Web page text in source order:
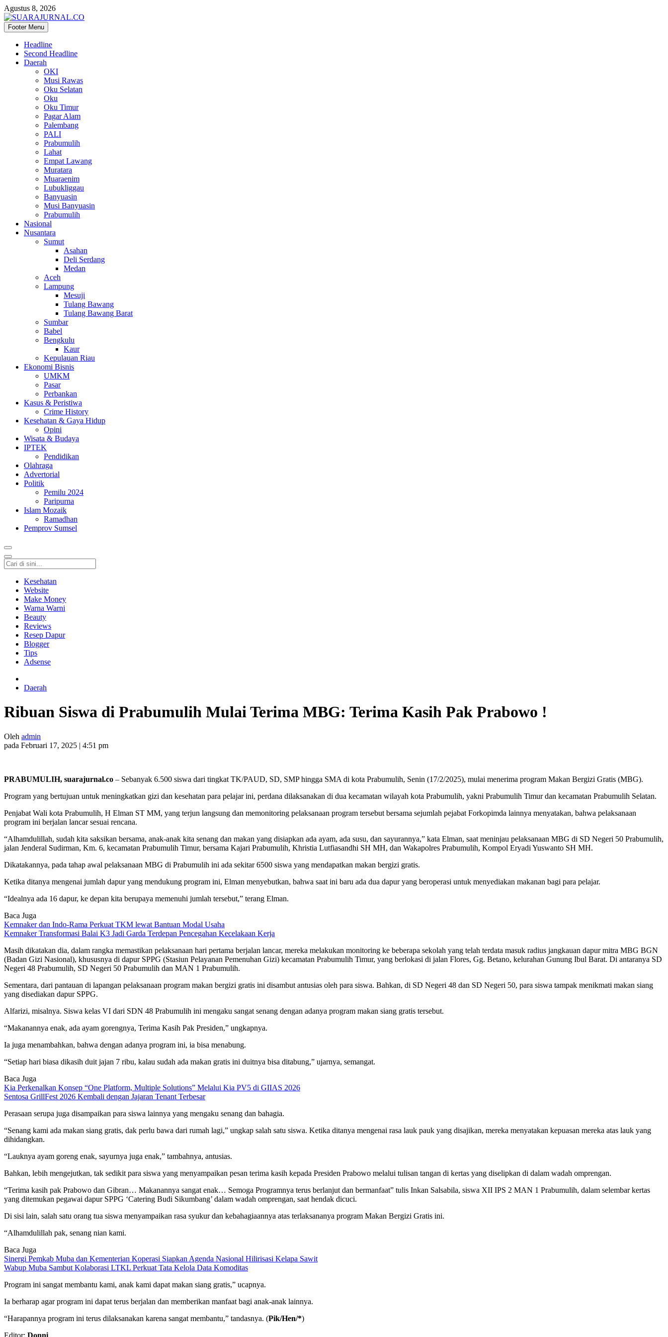
Agustus 8, 2026
SUARAJURNAL.CO
Footer Menu
Headline
Second Headline
Daerah
OKI
Musi Rawas
Oku Selatan
Oku
Oku Timur
Pagar Alam
Palembang
PALI
Prabumulih
Lahat
Empat Lawang
Muratara
Muaraenim
Lubukliggau
Banyuasin
Musi Banyuasin
Prabumulih
Nasional
Nusantara
Sumut
Asahan
Deli Serdang
Medan
Aceh
Lampung
Mesuji
Tulang Bawang
Tulang Bawang Barat
Sumbar
Babel
Bengkulu
Kaur
Kepulauan Riau
Ekonomi Bisnis
UMKM
Pasar
Perbankan
Kasus & Peristiwa
Crime History
Kesehatan & Gaya Hidup
Opini
Wisata & Budaya
IPTEK
Pendidikan
Olahraga
Advertorial
Politik
Pemilu 2024
Paripurna
Islam Mozaik
Ramadhan
Pemprov Sumsel
Kesehatan
Website
Make Money
Warna Warni
Beauty
Reviews
Resep Dapur
Blogger
Tips
Adsense
Daerah
Ribuan Siswa di Prabumulih Mulai Terima MBG: Terima Kasih Pak Prabowo !
Oleh admin
pada Februari 17, 2025 | 4:51 pm
PRABUMULIH, suarajurnal.co – Sebanyak 6.500 siswa dari tingkat TK/PAUD, SD, SMP hingga SMA di kota Prabumulih, Senin (17/2/2025), mulai menerima program Makan Bergizi Gratis (MBG).
Program yang bertujuan untuk meningkatkan gizi dan kesehatan para pelajar ini, perdana dilaksanakan di dua kecamatan wilayah kota Prabumulih, yakni Prabumulih Timur dan kecamatan Prabumulih Selatan.
Penjabat Wali kota Prabumulih, H Elman ST MM, yang terjun langsung dan memonitoring pelaksanaan program tersebut bersama sejumlah pejabat Forkopimda lainnya menyatakan, bahwa pelaksanaan
program ini berjalan lancar sesuai rencana.
“Alhamdulillah, sudah kita saksikan bersama, anak-anak kita senang dan makan yang disiapkan ada ayam, ada susu, dan sayurannya,” kata Elman, saat meninjau pelaksanaan MBG di SD Negeri 50 Prabumulih,
jalan Jenderal Sudirman, Km. 6, kecamatan Prabumulih Timur, bersama Kajari Prabumulih, Khristia Lutfiasandhi SH MH, dan Wakapolres Prabumulih, Kompol Eryadi Yuswanto SH MH.
Dikatakannya, pada tahap awal pelaksanaan MBG di Prabumulih ini ada sekitar 6500 siswa yang mendapatkan makan bergizi gratis.
Ketika ditanya mengenai jumlah dapur yang mendukung program ini, Elman menyebutkan, bahwa saat ini baru ada dua dapur yang beroperasi untuk menyediakan makanan bagi para pelajar.
“Idealnya ada 16 dapur, ke depan kita berupaya memenuhi jumlah tersebut,” terang Elman.
Baca Juga
Kemnaker dan Indo-Rama Perkuat TKM lewat Bantuan Modal Usaha
Kemnaker Transformasi Balai K3 Jadi Garda Terdepan Pencegahan Kecelakaan Kerja
Masih dikatakan dia, dalam rangka memastikan pelaksanaan hari pertama berjalan lancar, mereka melakukan monitoring ke beberapa sekolah yang telah terdata masuk radius jangkauan dapur mitra MBG BGN
(Badan Gizi Nasional), khususnya di dapur SPPG (Stasiun Pelayanan Pemenuhan Gizi) kecamatan Prabumulih Timur, yang berlokasi di jalan Flores, Gg. Betano, kelurahan Gunung Ibul Barat. Di antaranya SD
Negeri 48 Prabumulih, SD Negeri 50 Prabumulih dan MAN 1 Prabumulih.
Sementara, dari pantauan di lapangan pelaksanaan program makan bergizi gratis ini disambut antusias oleh para siswa. Bahkan, di SD Negeri 48 dan SD Negeri 50, para siswa tampak menikmati makan siang
yang disediakan dapur SPPG.
Alfarizi, misalnya. Siswa kelas VI dari SDN 48 Prabumulih ini mengaku sangat senang dengan adanya program makan siang gratis tersebut.
“Makanannya enak, ada ayam gorengnya, Terima Kasih Pak Presiden,” ungkapnya.
Ia juga menambahkan, bahwa dengan adanya program ini, ia bisa menabung.
“Setiap hari biasa dikasih duit jajan 7 ribu, kalau sudah ada makan gratis ini duitnya bisa ditabung,” ujarnya, semangat.
Baca Juga
Kia Perkenalkan Konsep “One Platform, Multiple Solutions” Melalui Kia PV5 di GIIAS 2026
Sentosa GrillFest 2026 Kembali dengan Jajaran Tenant Terbesar
Perasaan serupa juga disampaikan para siswa lainnya yang mengaku senang dan bahagia.
“Senang kami ada makan siang gratis, dak perlu bawa dari rumah lagi,” ungkap salah satu siswa. Ketika ditanya mengenai rasa lauk pauk yang disajikan, mereka menyatakan kepuasan mereka atas lauk yang
dihidangkan.
“Lauknya ayam goreng enak, sayurnya juga enak,” tambahnya, antusias.
Bahkan, lebih mengejutkan, tak sedikit para siswa yang menyampaikan pesan terima kasih kepada Presiden Prabowo melalui tulisan tangan di kertas yang diselipkan di dalam wadah omprengan.
“Terima kasih pak Prabowo dan Gibran… Makanannya sangat enak… Semoga Programnya terus berlanjut dan bermanfaat” tulis Inkan Salsabila, siswa XII IPS 2 MAN 1 Prabumulih, dalam selembar kertas
yang ditemukan pegawai dapur SPPG ‘Catering Budi Sikumbang’ dalam wadah omprengan, saat hendak dicuci.
Di sisi lain, salah satu orang tua siswa menyampaikan rasa syukur dan kebahagiaannya atas terlaksananya program Makan Bergizi Gratis ini.
“Alhamdulillah pak, senang nian kami.
Baca Juga
Sinergi Pemkab Muba dan Kementerian Koperasi Siapkan Agenda Nasional Hilirisasi Kelapa Sawit
Wabup Muba Sambut Kolaborasi LTKL Perkuat Tata Kelola Data Komoditas
Program ini sangat membantu kami, anak kami dapat makan siang gratis,” ucapnya.
Ia berharap agar program ini dapat terus berjalan dan memberikan manfaat bagi anak-anak lainnya.
“Harapannya program ini terus dilaksanakan karena sangat membantu,” tandasnya. (Pik/Hen/*)
Editor: Donni